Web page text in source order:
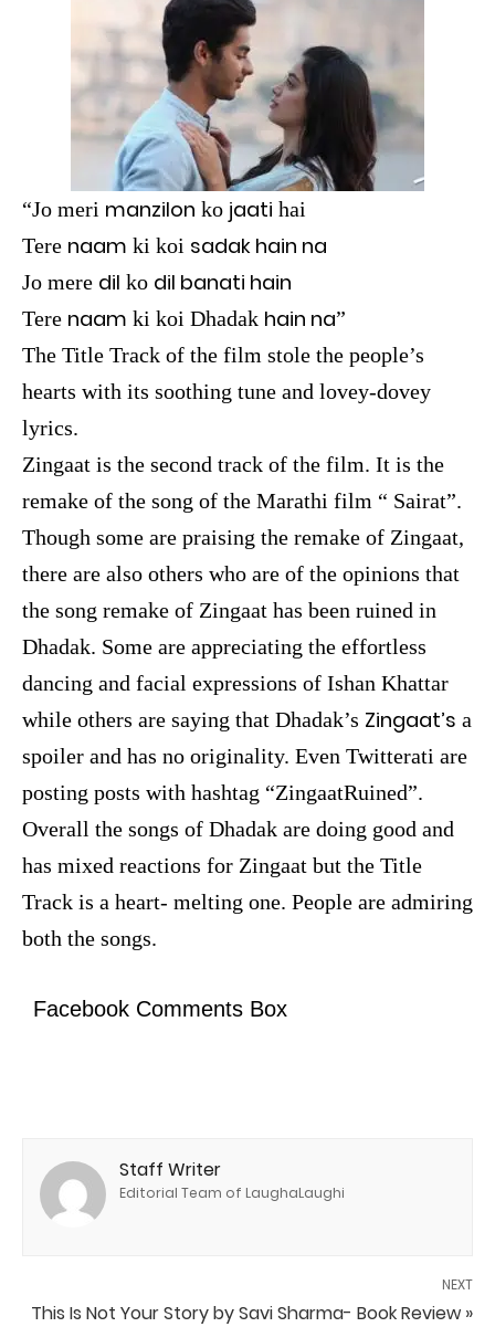
“Jo meri manzilon ko jaati hai
Tere naam ki koi sadak hain na
Jo mere dil ko dil banati hain
Tere naam ki koi Dhadak hain na”
The Title Track of the film stole the people’s
hearts with its soothing tune and lovey-dovey
lyrics.
Zingaat is the second track of the film. It is the
remake of the song of the Marathi film “ Sairat”.
Though some are praising the remake of Zingaat,
there are also others who are of the opinions that
the song remake of Zingaat has been ruined in
Dhadak. Some are appreciating the effortless
dancing and facial expressions of Ishan Khattar
while others are saying that Dhadak’s Zingaat’s a
spoiler and has no originality. Even Twitterati are
posting posts with hashtag “ZingaatRuined”.
Overall the songs of Dhadak are doing good and
has mixed reactions for Zingaat but the Title
Track is a heart- melting one. People are admiring
both the songs.
Facebook Comments Box
Staff Writer
Editorial Team of LaughaLaughi
NEXT
This Is Not Your Story by Savi Sharma- Book Review »